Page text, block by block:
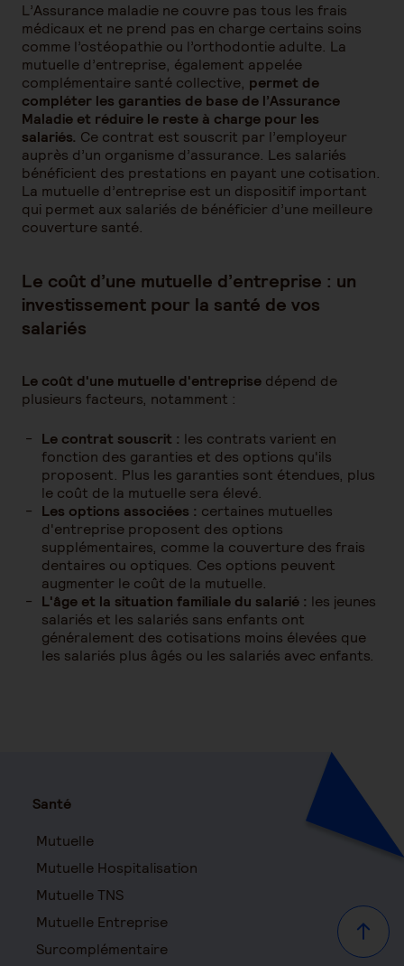
L’Assurance maladie ne couvre pas tous les frais
médicaux et ne prend pas en charge certains soins
comme l’ostéopathie ou l’orthodontie adulte. La
mutuelle d’entreprise, également appelée
complémentaire santé collective, permet de
compléter les garanties de base de l’Assurance
Maladie et réduire le reste à charge pour les
salariés. Ce contrat est souscrit par l’employeur
auprès d’un organisme d’assurance. Les salariés
bénéficient des prestations en payant une cotisation.
La mutuelle d’entreprise est un dispositif important
qui permet aux salariés de bénéficier d’une meilleure
couverture santé.
Le coût d’une mutuelle d’entreprise : un
investissement pour la santé de vos
salariés
Le coût d'une mutuelle d'entreprise dépend de
plusieurs facteurs, notamment :
Le contrat souscrit : les contrats varient en
fonction des garanties et des options qu'ils
proposent. Plus les garanties sont étendues, plus
le coût de la mutuelle sera élevé.
Les options associées : certaines mutuelles
d'entreprise proposent des options
supplémentaires, comme la couverture des frais
dentaires ou optiques. Ces options peuvent
augmenter le coût de la mutuelle.
L'âge et la situation familiale du salarié : les jeunes
salariés et les salariés sans enfants ont
généralement des cotisations moins élevées que
les salariés plus âgés ou les salariés avec enfants.
Haut
Santé
Mutuelle
Mutuelle Hospitalisation
Mutuelle TNS
Mutuelle Entreprise
Surcomplémentaire